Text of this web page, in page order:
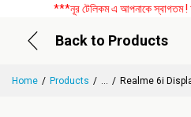
***নূর টেলিকম এ আপনাকে স্বাগতম !
Back to Products
Home Products ... Realme 6i